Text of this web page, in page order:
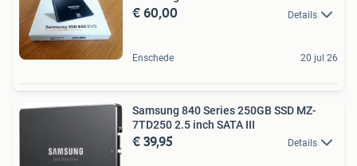
€ 60,00 Details
Enschede 20 jul 26
Samsung 840 Series 250GB SSD MZ-
7TD250 2.5 inch SATA III
€ 39,95 Details